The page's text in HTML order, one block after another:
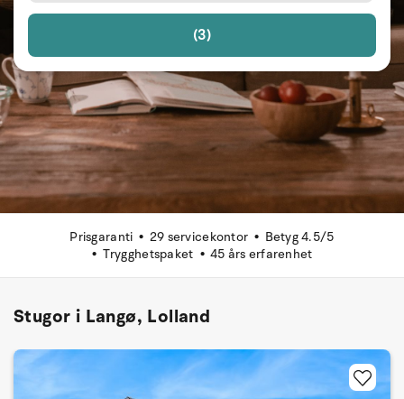
(3)
Prisgaranti 29 servicekontor
Betyg 4.5/5
Trygghetspaket
45 års erfarenhet
Stugor i Langø, Lolland